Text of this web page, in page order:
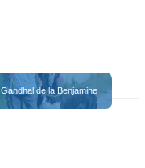
Gandhal de la Benjamine